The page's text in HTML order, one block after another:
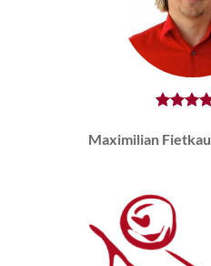
Maximilian Fietkau